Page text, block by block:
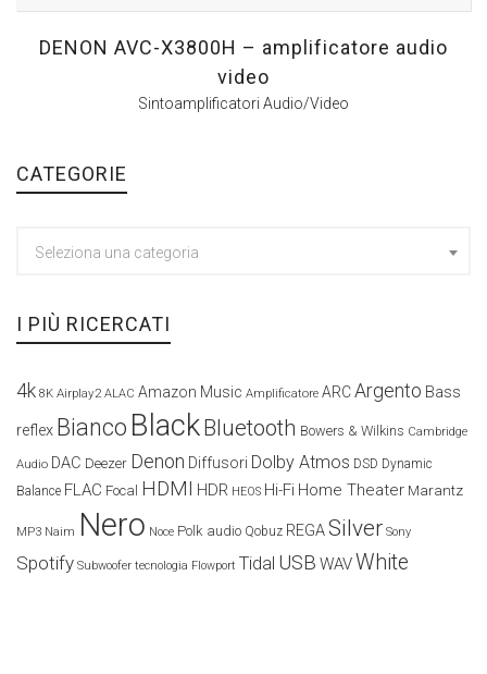
DENON AVC-X3800H – amplificatore audio
video
Sintoamplificatori Audio/Video
CATEGORIE
Seleziona una categoria
I PIÙ RICERCATI
4k 8K Airplay2 ALAC Amazon Music Amplificatore ARCArgento Bass
reflex Bianco BlackBluetooth Bowers & Wilkins Cambridge
Audio DAC Deezer Denon Diffusori Dolby Atmos DSD Dynamic
Balance FLAC Focal HDMI HDR HEOS Hi-Fi Home Theater Marantz
MP3 Naim Nero Noce Polk audio Qobuz REGASilver Sony
Spotify Subwoofer tecnologia Flowport Tidal USB WAVWhite